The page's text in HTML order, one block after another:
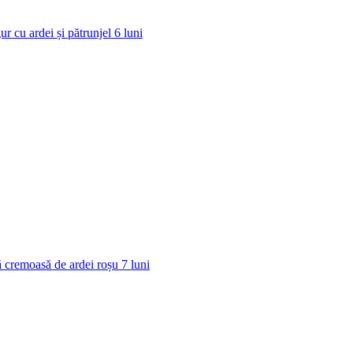
cu ardei și pătrunjel 6 luni
cremoasă de ardei roșu 7 luni